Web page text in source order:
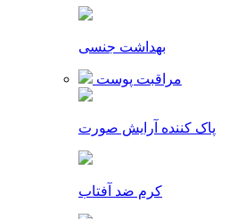
بهداشت جنسی
مراقبت پوست
پاک کننده آرایش صورت
کرم ضد آفتاب